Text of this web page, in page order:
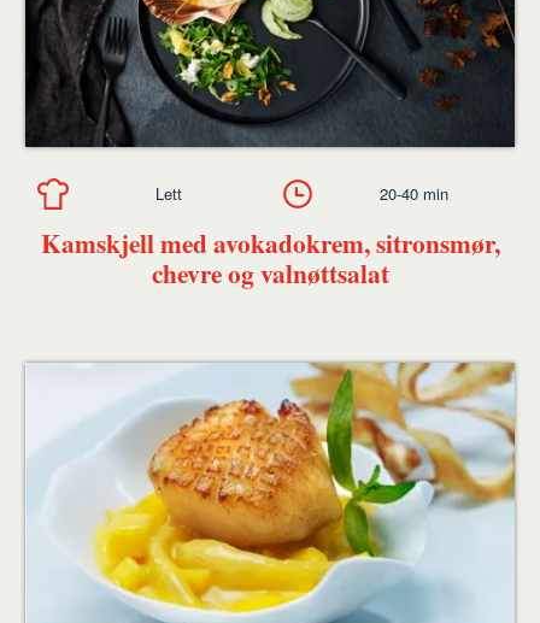
Kamskjell med avokadokrem, sitronsmør,
chevre og valnøttsalat
Lett 20-40 min